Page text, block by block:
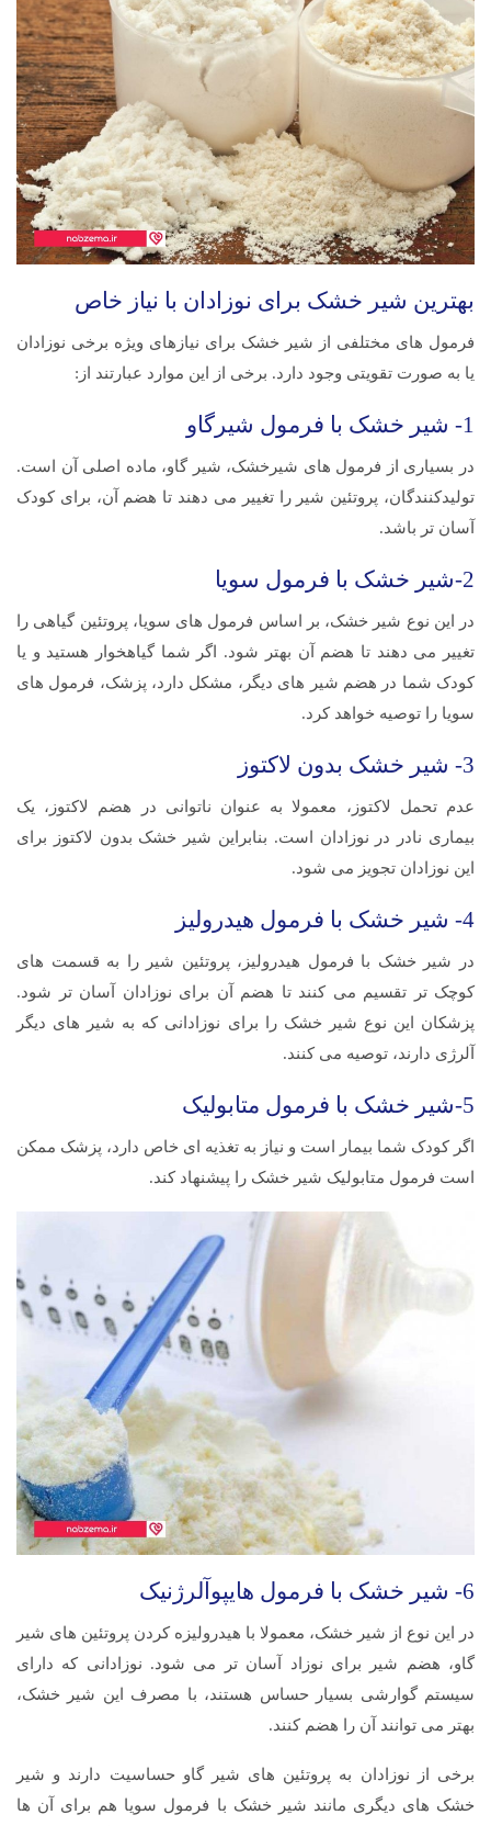
بهترین شیر خشک برای نوزادان با نیاز خاص
فرمول های مختلفی از شیر خشک برای نیازهای ویژه برخی نوزادان
یا به صورت تقویتی وجود دارد. برخی از این موارد عبارتند از:
1- شیر خشک با فرمول شیرگاو
در بسیاری از فرمول های شیرخشک، شیر گاو، ماده اصلی آن است.
تولیدکنندگان، پروتئین شیر را تغییر می دهند تا هضم آن، برای کودک
آسان تر باشد.
2-شیر خشک با فرمول سویا
در این نوع شیر خشک، بر اساس فرمول های سویا، پروتئین گیاهی را
تغییر می دهند تا هضم آن بهتر شود. اگر شما گیاهخوار هستید و یا
کودک شما در هضم شیر های دیگر، مشکل دارد، پزشک، فرمول های
سویا را توصیه خواهد کرد.
3- شیر خشک بدون لاکتوز
عدم تحمل لاکتوز، معمولا به عنوان ناتوانی در هضم لاکتوز، یک
بیماری نادر در نوزادان است. بنابراین شیر خشک بدون لاکتوز برای
این نوزادان تجویز می شود.
4- شیر خشک با فرمول هیدرولیز
در شیر خشک با فرمول هیدرولیز، پروتئین شیر را به قسمت های
کوچک تر تقسیم می کنند تا هضم آن برای نوزادان آسان تر شود.
پزشکان این نوع شیر خشک را برای نوزادانی که به شیر های دیگر
آلرژی دارند، توصیه می کنند.
5-شیر خشک با فرمول متابولیک
اگر کودک شما بیمار است و نیاز به تغذیه ای خاص دارد، پزشک ممکن
است فرمول متابولیک شیر خشک را پیشنهاد کند.
6- شیر خشک با فرمول هایپوآلرژنیک
در این نوع از شیر خشک، معمولا با هیدرولیزه کردن پروتئین های شیر
گاو، هضم شیر برای نوزاد آسان تر می شود. نوزادانی که دارای
سیستم گوارشی بسیار حساس هستند، با مصرف این شیر خشک،
بهتر می توانند آن را هضم کنند.
برخی از نوزادان به پروتئین های شیر گاو حساسیت دارند و شیر
خشک های دیگری مانند شیر خشک با فرمول سویا هم برای آن ها